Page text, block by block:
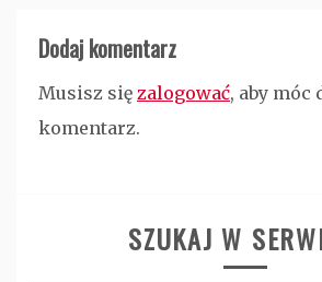
Dodaj komentarz
Musisz się zalogować, aby móc
komentarz.
SZUKAJ W